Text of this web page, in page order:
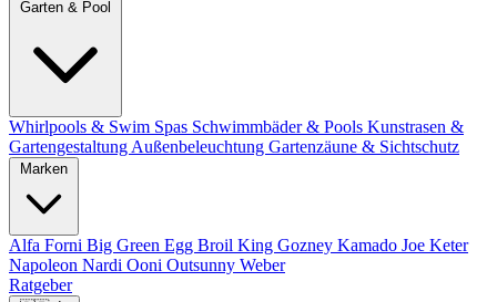
Whirlpools & Swim Spas Schwimmbäder & Pools Kunstrasen &
Gartengestaltung Außenbeleuchtung Gartenzäune & Sichtschutz
Alfa Forni Big Green Egg Broil King Gozney Kamado Joe Keter
Napoleon Nardi Ooni Outsunny Weber
Ratgeber